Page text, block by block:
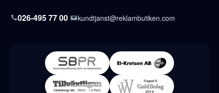
026-495 77 00 kundtjanst@reklambutiken.com